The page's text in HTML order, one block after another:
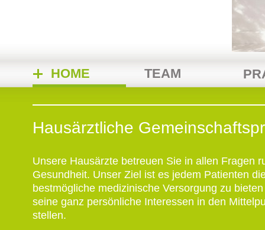
HOME TEAM
Hausärztliche
Unsere Hausärzte betreuen Sie in allen Fragen
Gesundheit. Unser Ziel ist es jedem Patienten
bestmögliche medizinische Versorgung zu
seine ganz persönliche Interessen in den
stellen.